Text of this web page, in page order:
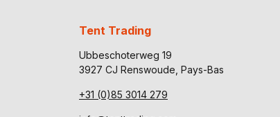
Tent Trading
Ubbeschoterweg 19
3927 CJ Renswoude, Pays-Bas
+31 (0)85 3014 279